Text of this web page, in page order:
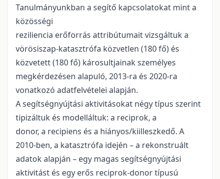
Tanulmányunkban a segítő kapcsolatokat mint a
közösségi
reziliencia erőforrás attribútumait vizsgáltuk a
vörösiszap-katasztrófa közvetlen (180 fő) és
közvetett (180 fő) károsultjainak személyes
megkérdezésen alapuló, 2013-ra és 2020-ra
vonatkozó adatfelvételei alapján.
A segítségnyújtási aktivitásokat négy típus szerint
tipizáltuk és modelláltuk: a reciprok, a
donor, a recipiens és a hiányos/kiilleszkedő. A
2010-ben, a katasztrófa idején – a rekonstruált
adatok alapján – egy magas segítségnyújtási
aktivitást és egy erős reciprok-donor típusú